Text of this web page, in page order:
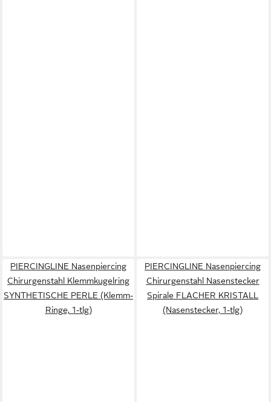
PIERCINGLINE Nasenpiercing
Chirurgenstahl Klemmkugelring
SYNTHETISCHE PERLE (Klemm-
Ringe, 1-tlg)
PIERCINGLINE Nasenpiercing
Chirurgenstahl Nasenstecker
Spirale FLACHER KRISTALL
(Nasenstecker, 1-tlg)